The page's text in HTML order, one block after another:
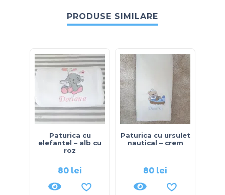
PRODUSE SIMILARE
Paturica cu
elefantel – alb cu
roz
80 lei
Paturica cu ursulet
nautical – crem
80 lei